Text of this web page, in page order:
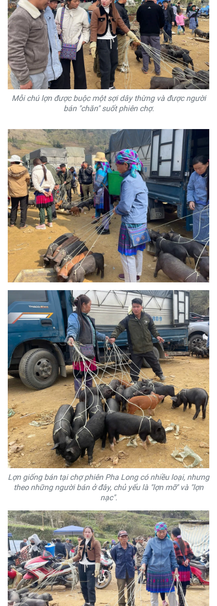
Mỗi chú lợn được buộc một sợi dây thừng và được người
bán "chăn" suốt phiên chợ.
Lợn giống bán tại chợ phiên Pha Long có nhiều loại, nhưng
theo những người bán ở đây, chủ yếu là "lợn mỡ" và "lợn
nạc".